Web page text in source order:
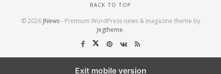
BACK TO TOP
© 2026 JNews- Premium WordPress news & magazine theme by
Jegtheme.
Exit mobile version